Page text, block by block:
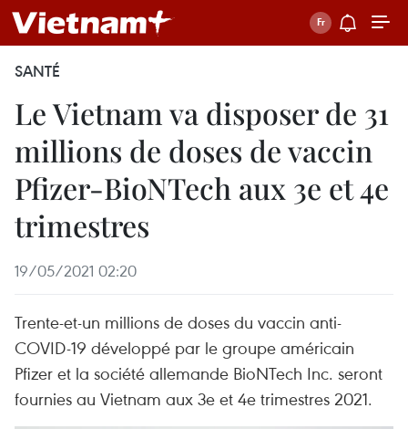
SANTÉ
Le Vietnam va disposer de 31
millions de doses de vaccin
Pfizer-BioNTech aux 3e et 4e
trimestres
19/05/2021 02:20
Trente-et-un millions de doses du vaccin anti-
COVID-19 développé par le groupe américain
Pfizer et la société allemande BioNTech Inc. seront
fournies au Vietnam aux 3e et 4e trimestres 2021.